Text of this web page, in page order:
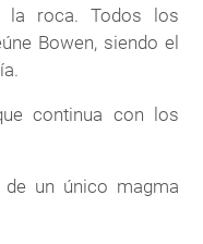
la roca. Todos los
Bowen, siendo el
continua con los
un único magma